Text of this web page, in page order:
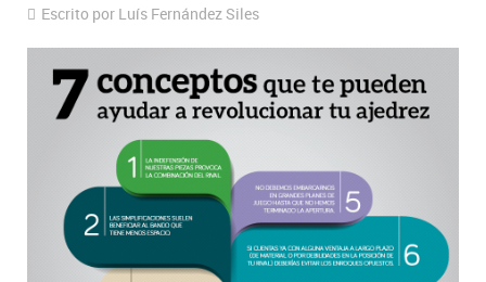
Escrito por Luís Fernández Siles